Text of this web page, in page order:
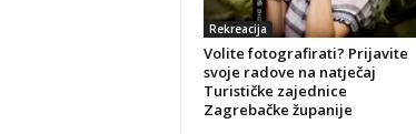
Rekreacija
Volite fotografirati? Prijavite
svoje radove na natječaj
Turističke zajednice
Zagrebačke županije